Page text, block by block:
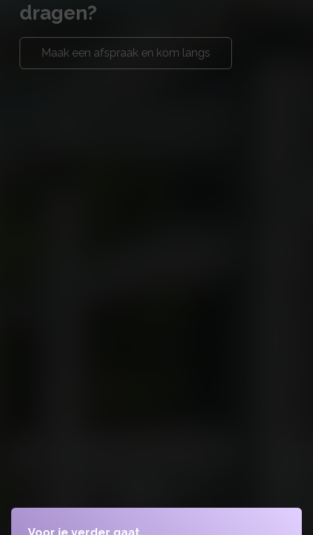
dragen?
Maak een afspraak en kom langs